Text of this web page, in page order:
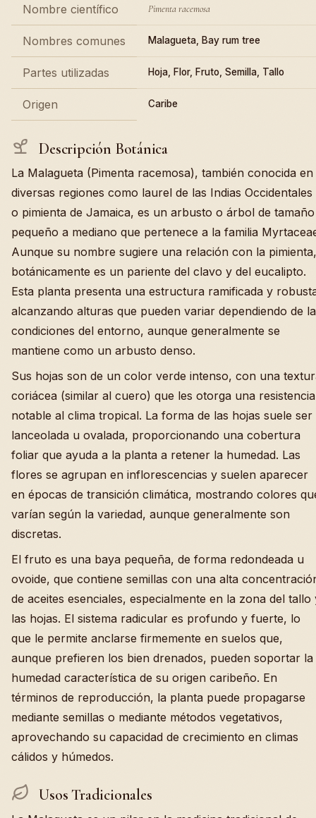
Nombre científico Pimenta racemosa
Nombres comunes Malagueta, Bay rum tree
Partes utilizadas Hoja, Flor, Fruto, Semilla, Tallo
Origen Caribe
Descripción Botánica
La Malagueta (Pimenta racemosa), también conocida en
diversas regiones como laurel de las Indias Occidentales
o pimienta de Jamaica, es un arbusto o árbol de tamaño
pequeño a mediano que pertenece a la familia
Aunque su nombre sugiere una relación con la pimienta,
botánicamente es un pariente del clavo y del eucalipto.
Esta planta presenta una estructura ramificada y
alcanzando alturas que pueden variar dependiendo de
condiciones del entorno, aunque generalmente se
mantiene como un arbusto denso.
Sus hojas son de un color verde intenso, con una
coriácea (similar al cuero) que les otorga una resistencia
notable al clima tropical. La forma de las hojas suele ser
lanceolada u ovalada, proporcionando una cobertura
foliar que ayuda a la planta a retener la humedad. Las
flores se agrupan en inflorescencias y suelen aparecer
en épocas de transición climática, mostrando colores
varían según la variedad, aunque generalmente son
discretas.
El fruto es una baya pequeña, de forma redondeada u
ovoide, que contiene semillas con una alta
de aceites esenciales, especialmente en la zona del tallo
las hojas. El sistema radicular es profundo y fuerte, lo
que le permite anclarse firmemente en suelos que,
aunque prefieren los bien drenados, pueden soportar la
humedad característica de su origen caribeño. En
términos de reproducción, la planta puede propagarse
mediante semillas o mediante métodos vegetativos,
aprovechando su capacidad de crecimiento en climas
cálidos y húmedos.
Usos Tradicionales